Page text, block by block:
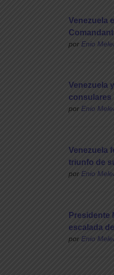
Venezuela
por Enio
Venezuela
consulares
porEnio
Venezuela
triunfo de
por Enio
Presidente
escalada
por Enio